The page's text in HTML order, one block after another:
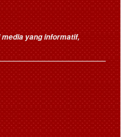
yang informatif,